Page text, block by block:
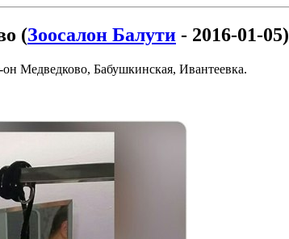
(Зоосалон Балути - 2016-01-05)
Медведково, Бабушкинская, Ивантеевка.